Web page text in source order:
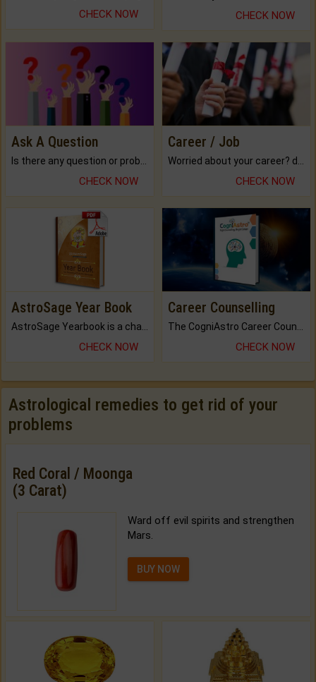
CHECK NOW CHECK NOW
Ask A Question
Is there any question or problem lingering.
CHECK NOW
Career / Job
Worried about your career? don't know what is.
CHECK NOW
AstroSage Year Book
AstroSage Yearbook is a channel to fulfill your dreams and destiny.
CHECK NOW
Career Counselling
The CogniAstro Career Counselling Report is the most comprehensive report available on this topic.
CHECK NOW
Astrological remedies to get rid of your
problems
Red Coral / Moonga
(3 Carat)
Ward off evil spirits and strengthen
Mars.
BUY NOW